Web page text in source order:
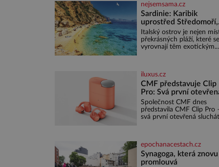
nakládají na povozy. Stačí
přitom jediný nápad,
ke kufru kolečka. Jenže
ten nikdo dlouho
Až jednou se na letišti
věta, která změní
nejsemsama.cz
Sardinie: Karibik
uprostřed Středomoří,
který vás okouzlí
Italský ostrov je nejen
překrásných pláží, které se
vyrovnají těm exotickým.
městečka či třeba
dechberoucí útesy. Druhý
největší italský ostrov o
velikosti přibližně jedné
třetiny České republiky vás
ohromí nejen svými plážemi s
bílým pískem jako v
luxusem.Zjistěte,
iluxus.cz
CMF představuje Clip
Pro: Svá první
sluchátka
Společnost CMF dnes
představila CMF Clip Pro
svá první otevřená
zní. CMF Clip Pro jsou
navržena pro lid
epochanacestach.cz
Synagoga, která znovu
promlouvá